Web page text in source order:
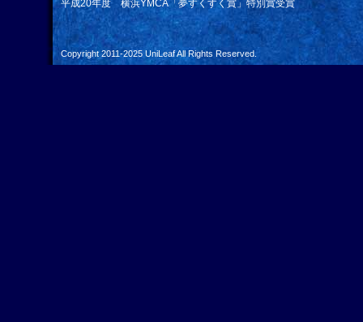
平成20年度 横浜YMCA「夢すくすく賞」特別賞受賞
Copyright 2011-2025 UniLeafAll Rights Reserved.